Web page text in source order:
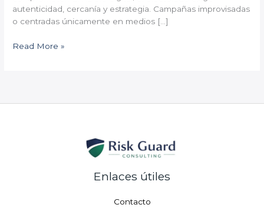
autenticidad, cercanía y estrategia. Campañas improvisadas
o centradas únicamente en medios […]
Read More »
Enlaces útiles
Contacto